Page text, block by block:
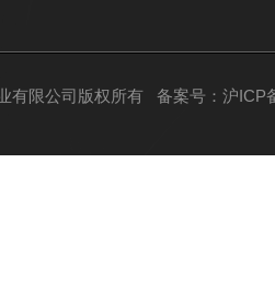
有限公司版权所有 备案号：沪ICP